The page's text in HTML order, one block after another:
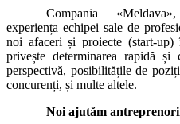
Compania
experiența echipei sale de
noi afaceri și proiecte (start-up)
privește determinarea rapidă
perspectivă, posibilitățile de
concurenți, și multe altele.
Noi ajutăm